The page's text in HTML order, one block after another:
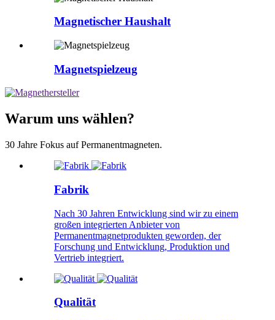
Magnetischer Haushalt
Magnetspielzeug
Warum uns wählen?
30 Jahre Fokus auf Permanentmagneten.
Fabrik
Nach 30 Jahren Entwicklung sind wir zu einem
großen integrierten Anbieter von
Permanentmagnetprodukten geworden, der
Forschung und Entwicklung, Produktion und
Vertrieb integriert.
Qualität